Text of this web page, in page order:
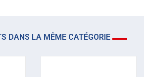
DANS LA MÊME CATÉGORIE